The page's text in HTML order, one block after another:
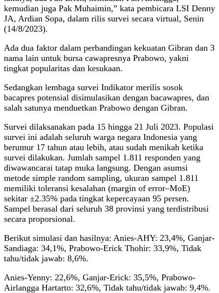
kemudian juga Pak Muhaimin,” kata pembicara LSI Denny
JA, Ardian Sopa, dalam rilis survei secara virtual, Senin
(14/8/2023).
Ada dua faktor dalam perbandingan kekuatan Gibran dan 3
nama lain untuk bursa cawapresnya Prabowo, yakni
tingkat popularitas dan kesukaan.
Sedangkan lembaga survei Indikator merilis sosok
bacapres potensial disimulasikan dengan bacawapres, dan
salah satunya menduetkan Prabowo dengan Gibran.
Survei dilaksanakan pada 15 hingga 21 Juli 2023. Populasi
survei ini adalah seluruh warga negara Indonesia yang
berumur 17 tahun atau lebih, atau sudah menikah ketika
survei dilakukan. Jumlah sampel 1.811 responden yang
diwawancarai tatap muka langsung. Dengan asumsi
metode simple random sampling, ukuran sampel 1.811
memiliki toleransi kesalahan (margin of error–MoE)
sekitar ±2.35% pada tingkat kepercayaan 95 persen.
Sampel berasal dari seluruh 38 provinsi yang terdistribusi
secara proporsional.
Berikut simulasi dan hasilnya: Anies-AHY: 23,4%, Ganjar-
Sandiaga: 34,1%, Prabowo-Erick Thohir: 33,9%, Tidak
tahu/tidak jawab: 8,6%.
Anies-Yenny: 22,6%, Ganjar-Erick: 35,5%, Prabowo-
Airlangga Hartarto: 32,6%, Tidak tahu/tidak jawab: 9,4%.